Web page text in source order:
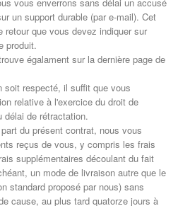
un support durable (par e-mail). Cet
retour que vous devez indiquer sur
produit.
égalament sur la dernière page de
soit respecté, il suffit que vous
relative à l'exercice du droit de
délai de rétractation.
du présent contrat, nous vous
reçus de vous, y compris les frais
supplémentaires découlant du fait
un mode de livraison autre que le
standard proposé par nous) sans
cause, au plus tard quatorze jours à